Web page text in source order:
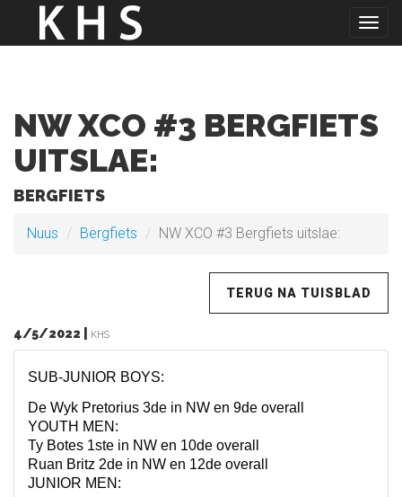
NW XCO #3 BERGFIETS
UITSLAE:
BERGFIETS
Nuus Bergfiets NW XCO #3 Bergfiets uitslae:
TERUG NA TUISBLAD
4/5/2022 | KHS
SUB-JUNIOR BOYS:
De Wyk Pretorius 3de in NW en 9de overall
YOUTH MEN:
Ty Botes 1ste in NW en 10de overall
Ruan Britz 2de in NW en 12de overall
JUNIOR MEN: